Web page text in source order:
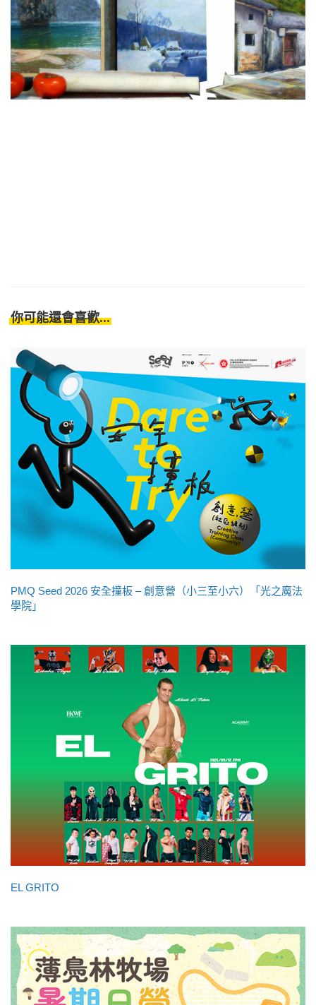
你可能還會喜歡...
PMQ Seed 2026 安全撞板 – 創意營（小三至小六）「光之魔法
學院」
EL GRITO